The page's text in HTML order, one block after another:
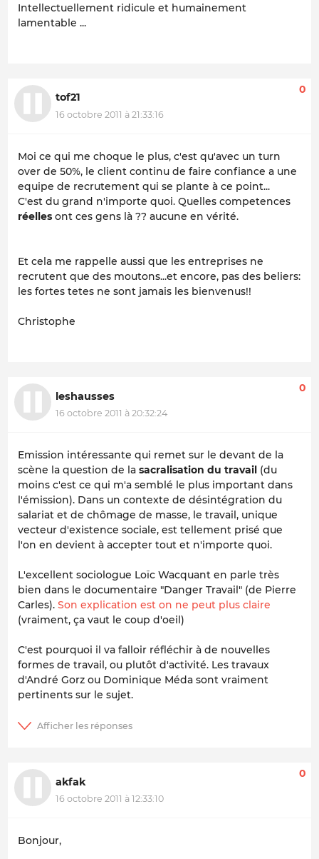
Intellectuellement ridicule et humainement
lamentable ...
tof21
16 octobre 2011 à 21:33:16
0
Moi ce qui me choque le plus, c'est qu'avec un turn
over de 50%, le client continu de faire confiance a une
equipe de recrutement qui se plante à ce point...
C'est du grand n'importe quoi. Quelles competences
réelles ont ces gens là ?? aucune en vérité.
Et cela me rappelle aussi que les entreprises ne
recrutent que des moutons...et encore, pas des beliers:
les fortes tetes ne sont jamais les bienvenus!!
Christophe
leshausses
16 octobre 2011 à 20:32:24
0
Emission intéressante qui remet sur le devant de la
scène la question de la sacralisation du travail (du
moins c'est ce qui m'a semblé le plus important dans
l'émission). Dans un contexte de désintégration du
salariat et de chômage de masse, le travail, unique
vecteur d'existence sociale, est tellement prisé que
l'on en devient à accepter tout et n'importe quoi.
L'excellent sociologue Loïc Wacquant en parle très
bien dans le documentaire "Danger Travail" (de Pierre
Carles). Son explication est on ne peut plus claire
(vraiment, ça vaut le coup d'oeil)
C'est pourquoi il va falloir réfléchir à de nouvelles
formes de travail, ou plutôt d'activité. Les travaux
d'André Gorz ou Dominique Méda sont vraiment
pertinents sur le sujet.
akfak
16 octobre 2011 à 12:33:10
0
Bonjour,